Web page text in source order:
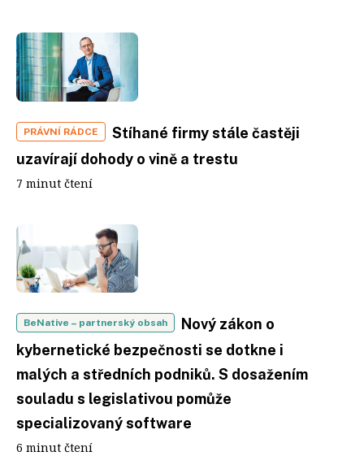
PRÁVNÍ RÁDCE
Stíhané firmy stále častěji
uzavírají dohody o vině a trestu
7 minut čtení
BeNative – partnerský obsah
Nový zákon o
kybernetické bezpečnosti se dotkne i
malých a středních podniků. S dosažením
souladu s legislativou pomůže
specializovaný software
6 minut čtení